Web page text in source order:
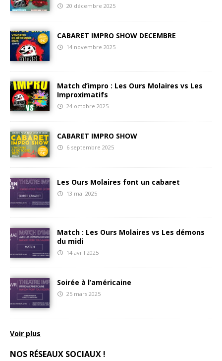
20 décembre 2025
CABARET IMPRO SHOW DECEMBRE
14 novembre 2025
Match d’impro : Les Ours Molaires vs Les
Improximatifs
24 octobre 2025
CABARET IMPRO SHOW
6 septembre 2025
Les Ours Molaires font un cabaret
13 mai 2025
Match : Les Ours Molaires vs Les démons
du midi
14 avril 2025
Soirée à l’américaine
25 mars 2025
Voir plus
NOS RÉSEAUX SOCIAUX !